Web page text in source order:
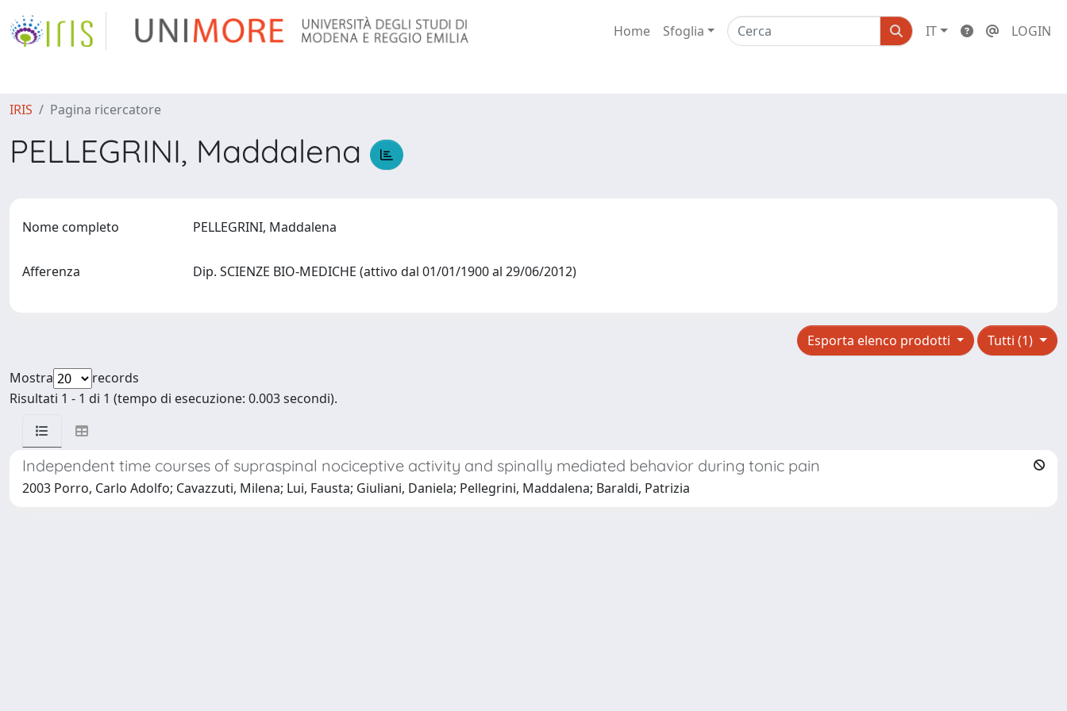
Home Sfoglia IT LOGIN
IRIS Pagina ricercatore
PELLEGRINI, Maddalena
Nome completo PELLEGRINI, Maddalena
Afferenza Dip. SCIENZE BIO-MEDICHE (attivo dal 01/01/1900 al 29/06/2012)
Tutti (1)
Esporta elenco prodotti
Mostra
records
Risultati 1 - 1 di 1 (tempo di esecuzione: 0.003 secondi).
Independent time courses of supraspinal nociceptive activity and spinally mediated behavior during tonic pain
2003 Porro, Carlo Adolfo; Cavazzuti, Milena; Lui, Fausta; Giuliani, Daniela; Pellegrini, Maddalena; Baraldi, Patrizia